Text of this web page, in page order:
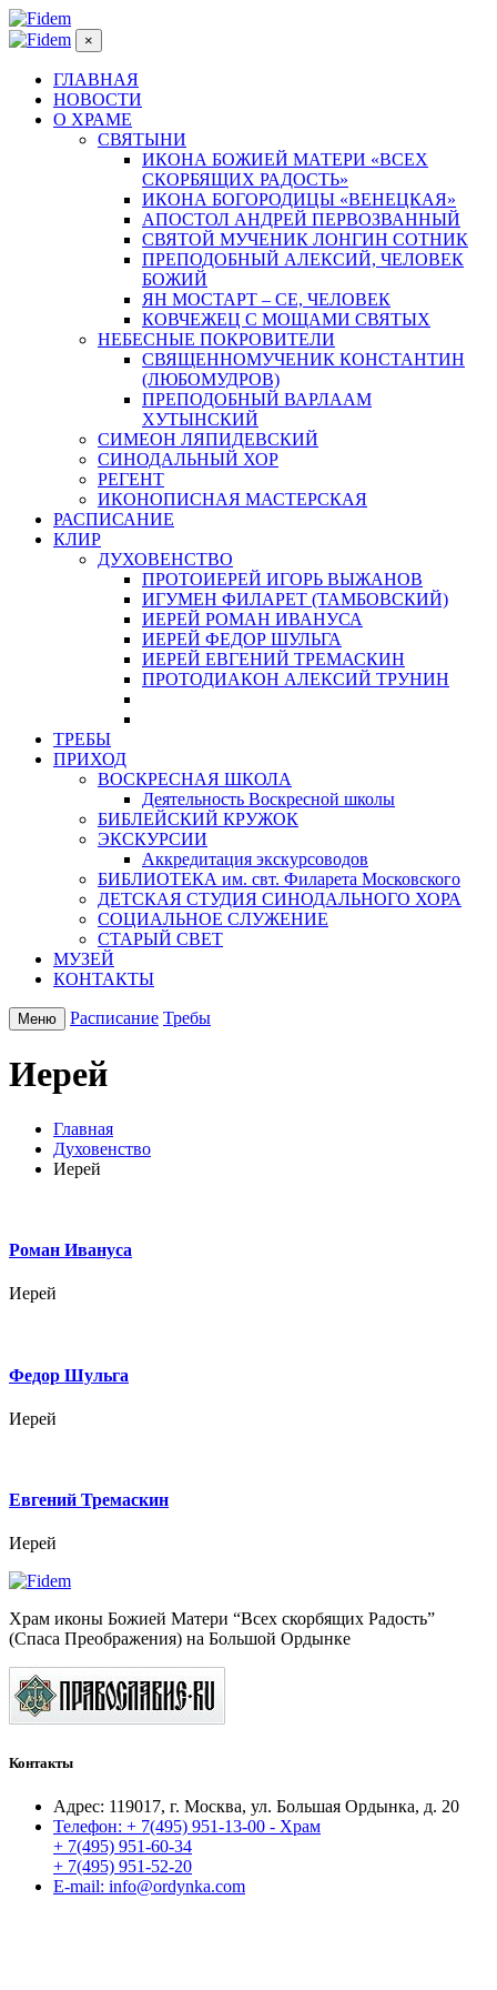
×
ГЛАВНАЯ
НОВОСТИ
О ХРАМЕ
СВЯТЫНИ
ИКОНА БОЖИЕЙ МАТЕРИ «ВСЕХ
СКОРБЯЩИХ РАДОСТЬ»
ИКОНА БОГОРОДИЦЫ «ВЕНЕЦКАЯ»
АПОСТОЛ АНДРЕЙ ПЕРВОЗВАННЫЙ
СВЯТОЙ МУЧЕНИК ЛОНГИН СОТНИК
ПРЕПОДОБНЫЙ АЛЕКСИЙ, ЧЕЛОВЕК
БОЖИЙ
ЯН МОСТАРТ – СЕ, ЧЕЛОВЕК
КОВЧЕЖЕЦ С МОЩАМИ СВЯТЫХ
НЕБЕСНЫЕ ПОКРОВИТЕЛИ
СВЯЩЕННОМУЧЕНИК КОНСТАНТИН
(ЛЮБОМУДРОВ)
ПРЕПОДОБНЫЙ ВАРЛААМ
ХУТЫНСКИЙ
СИМЕОН ЛЯПИДЕВСКИЙ
СИНОДАЛЬНЫЙ ХОР
РЕГЕНТ
ИКОНОПИСНАЯ МАСТЕРСКАЯ
РАСПИСАНИЕ
КЛИР
ДУХОВЕНСТВО
ПРОТОИЕРЕЙ ИГОРЬ ВЫЖАНОВ
ИГУМЕН ФИЛАРЕТ (ТАМБОВСКИЙ)
ИЕРЕЙ РОМАН ИВАНУСА
ИЕРЕЙ ФЕДОР ШУЛЬГА
ИЕРЕЙ ЕВГЕНИЙ ТРЕМАСКИН
ПРОТОДИАКОН АЛЕКСИЙ ТРУНИН
ТРЕБЫ
ПРИХОД
ВОСКРЕСНАЯ ШКОЛА
Деятельность Воскресной школы
БИБЛЕЙСКИЙ КРУЖОК
ЭКСКУРСИИ
Аккредитация экскурсоводов
БИБЛИОТЕКА им. свт. Филарета Московского
ДЕТСКАЯ СТУДИЯ СИНОДАЛЬНОГО ХОРА
СОЦИАЛЬНОЕ СЛУЖЕНИЕ
СТАРЫЙ СВЕТ
МУЗЕЙ
КОНТАКТЫ
Меню Расписание Требы
Иерей
Главная
Духовенство
Иерей
Роман Ивануса
Иерей
Федор Шульга
Иерей
Евгений Тремаскин
Иерей
Храм иконы Божией Матери “Всех скорбящих Радость”
(Спаса Преображения) на Большой Ордынке
Контакты
Адрес: 119017, г. Москва, ул. Большая Ордынка, д. 20
Телефон: + 7(495) 951-13-00 - Храм
+ 7(495) 951-60-34
+ 7(495) 951-52-20
E-mail: info@ordynka.com